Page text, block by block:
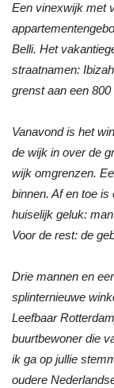
Een vinexwijk met
Belli. Het
straatnamen:
grenst aan een
Vanavond is het
de wijk in over de
wijk omgrenzen.
binnen. Af en toe
huiselijk geluk:
Voor de rest: de
Drie mannen en
splinternieuwe
Leefbaar
buurtbewoner die
ik ga op jullie
oudere